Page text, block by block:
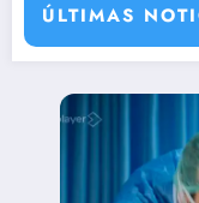
ÚLTIMAS
vuelve a ‘La